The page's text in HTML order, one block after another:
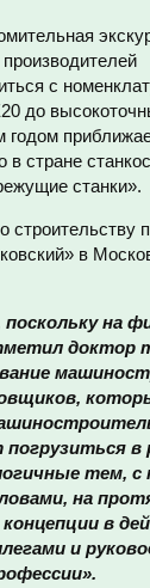
с
до
в стране
станки».
в
на
доктор
в
тем,
на
в
и